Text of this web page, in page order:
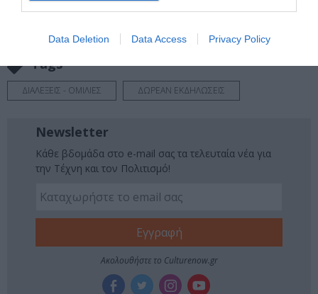
Data Deletion Data Access Privacy Policy
Tags
ΔΙΑΛΕΞΕΙΣ - ΟΜΙΛΙΕΣ ΔΩΡΕΑΝ ΕΚΔΗΛΩΣΕΙΣ
Newsletter
Κάθε βδομάδα στο e-mail σας τα τελευταία νέα για
την Τέχνη και τον Πολιτισμό!
Ακολουθήστε το Culturenow.gr